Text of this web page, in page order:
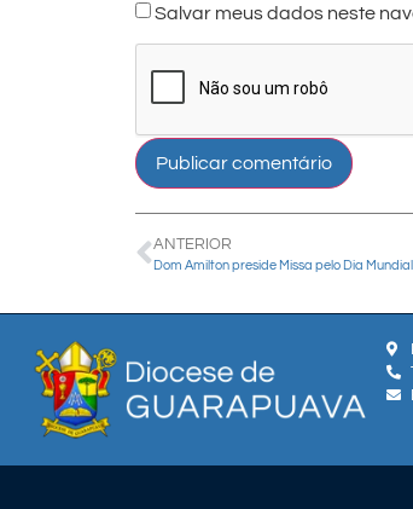
Salvar meus dados neste
ANTERIOR